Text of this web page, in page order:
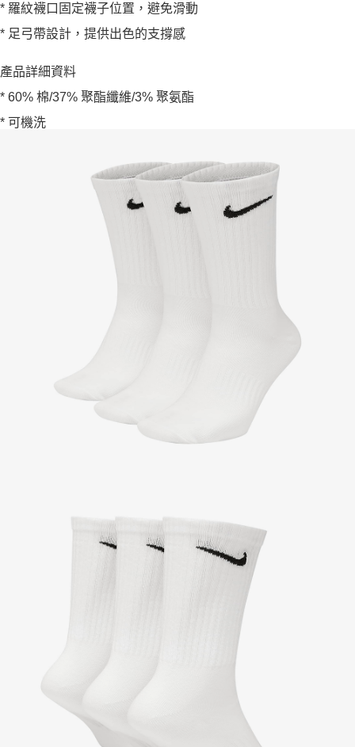
* 羅紋襪口固定襪子位置，避免滑動
* 足弓帶設計，提供出色的支撐感
產品詳細資料
* 60% 棉/37% 聚酯纖維/3% 聚氨酯
* 可機洗